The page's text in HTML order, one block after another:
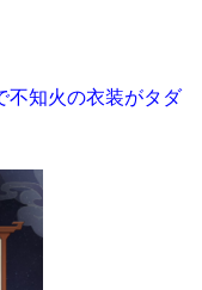
不知火の衣装がタダ